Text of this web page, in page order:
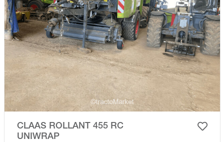
CLAAS ROLLANT 455 RC
UNIWRAP